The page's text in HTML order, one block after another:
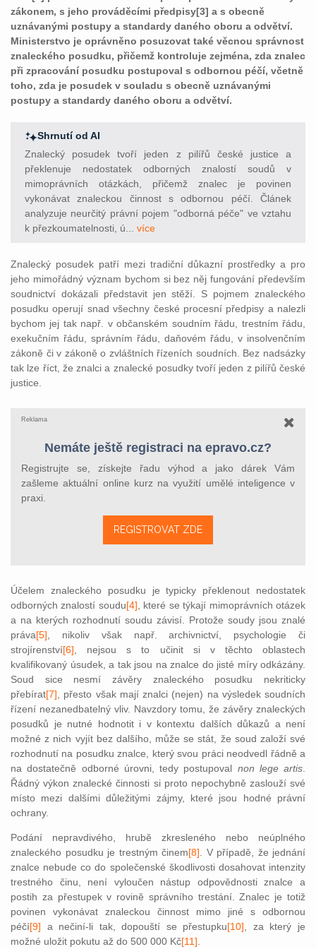
zákonem, s jeho prováděcími předpisy[3] a s obecně
uznávanými postupy a standardy daného oboru a odvětví.
Ministerstvo je oprávněno posuzovat také věcnou správnost
znaleckého posudku, přičemž kontroluje zejména, zda znalec
při zpracování posudku postupoval s odbornou péčí, včetně
toho, zda je posudek v souladu s obecně uznávanými
postupy a standardy daného oboru a odvětví.
Shrnutí od AI
Znalecký posudek tvoří jeden z pilířů české justice a
překlenuje nedostatek odborných znalostí soudů v
mimoprávních otázkách, přičemž znalec je povinen
vykonávat znaleckou činnost s odbornou péčí. Článek
analyzuje neurčitý právní pojem "odborná péče" ve vztahu
k přezkoumatelnosti, ú... více
Znalecký posudek patří mezi tradiční důkazní prostředky a pro
jeho mimořádný význam bychom si bez něj fungování především
soudnictví dokázali představit jen stěží. S pojmem znaleckého
posudku operují snad všechny české procesní předpisy a nalezli
bychom jej tak např. v občanském soudním řádu, trestním řádu,
exekučním řádu, správním řádu, daňovém řádu, v insolvenčním
zákoně či v zákoně o zvláštních řízeních soudních. Bez nadsázky
tak lze říct, že znalci a znalecké posudky tvoří jeden z pilířů české
justice.
Reklama
Nemáte ještě registraci na epravo.cz?
Registrujte se, získejte řadu výhod a jako dárek Vám
zašleme aktuální online kurz na využití umělé inteligence v
praxi.
REGISTROVAT ZDE
Účelem znaleckého posudku je typicky překlenout nedostatek
odborných znalostí soudu[4] , které se týkají mimoprávních otázek
a na kterých rozhodnutí soudu závisí. Protože soudy jsou znalé
práva[5] , nikoliv však např. archivnictví, psychologie či
strojírenství[6] , nejsou s to učinit si v těchto oblastech
kvalifikovaný úsudek, a tak jsou na znalce do jisté míry odkázány.
Soud sice nesmí závěry znaleckého posudku nekriticky
přebírat[7] , přesto však mají znalci (nejen) na výsledek soudních
řízení nezanedbatelný vliv. Navzdory tomu, že závěry znaleckých
posudků je nutné hodnotit i v kontextu dalších důkazů a není
možné z nich vyjít bez dalšího, může se stát, že soud založí své
rozhodnutí na posudku znalce, který svou práci neodvedl řádně a
na dostatečně odborné úrovni, tedy postupoval non lege artis
Řádný výkon znalecké činnosti si proto nepochybně zaslouží své
místo mezi dalšími důležitými zájmy, které jsou hodné právní
ochrany.
Podání nepravdivého, hrubě zkresleného nebo neúplného
znaleckého posudku je trestným činem[8] . V případě, že jednání
znalce nebude co do společenské škodlivosti dosahovat intenzity
trestného činu, není vyloučen nástup odpovědnosti znalce a
postih za přestupek v rovině správního trestání. Znalec je totiž
povinen vykonávat znaleckou činnost mimo jiné s odbornou
péčí[9] a nečiní-li tak, dopouští se přestupku[10] , za který je
možné uložit pokutu až do 500 000 Kč[11]